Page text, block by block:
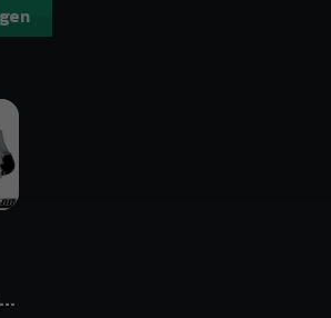
Kontakt & fraktinformation
Har du frågor om Silikonslang Blå 60° 1,75"
vi dig gärna. Vi erbjuder fri frakt på
sökord
BigPack Volvo 740/940 Turbo (92–98) Svart – 76 mm spjällhus